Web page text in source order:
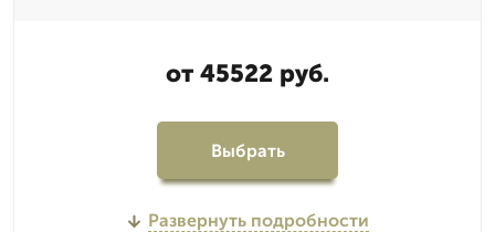
от 45522 руб.
Выбрать
Развернуть подробности